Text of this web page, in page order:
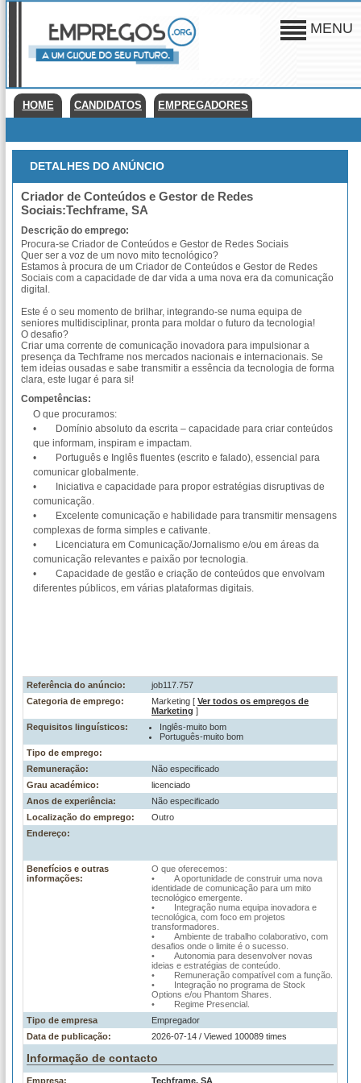
MENU
HOME CANDIDATOS EMPREGADORES
DETALHES DO ANÚNCIO
Criador de Conteúdos e Gestor de Redes
Sociais:Techframe, SA
Descrição do emprego:
Procura-se Criador de Conteúdos e Gestor de Redes Sociais
Quer ser a voz de um novo mito tecnológico?
Estamos à procura de um Criador de Conteúdos e Gestor de Redes
Sociais com a capacidade de dar vida a uma nova era da comunicação
digital.
Este é o seu momento de brilhar, integrando-se numa equipa de
seniores multidisciplinar, pronta para moldar o futuro da tecnologia!
O desafio?
Criar uma corrente de comunicação inovadora para impulsionar a
presença da Techframe nos mercados nacionais e internacionais. Se
tem ideias ousadas e sabe transmitir a essência da tecnologia de forma
clara, este lugar é para si!
Competências:
O que procuramos:
• Domínio absoluto da escrita – capacidade para criar conteúdos
que informam, inspiram e impactam.
• Português e Inglês fluentes (escrito e falado), essencial para
comunicar globalmente.
• Iniciativa e capacidade para propor estratégias disruptivas de
comunicação.
• Excelente comunicação e habilidade para transmitir mensagens
complexas de forma simples e cativante.
• Licenciatura em Comunicação/Jornalismo e/ou em áreas da
comunicação relevantes e paixão por tecnologia.
• Capacidade de gestão e criação de conteúdos que envolvam
diferentes públicos, em várias plataformas digitais.
Referência do anúncio:
job117.757
Categoria de emprego:
Marketing [ Ver todos os empregos de
Marketing ]
Requisitos linguísticos:
Inglês-muito bom
Português-muito bom
Tipo de emprego:
Remuneração:
Não especificado
Grau académico:
licenciado
Anos de experiência:
Não especificado
Localização do emprego:
Outro
Endereço:
Benefícios e outras
informações:
O que oferecemos:
• A oportunidade de construir uma nova
identidade de comunicação para um mito
tecnológico emergente.
• Integração numa equipa inovadora e
tecnológica, com foco em projetos
transformadores.
• Ambiente de trabalho colaborativo, com
desafios onde o limite é o sucesso.
• Autonomia para desenvolver novas
ideias e estratégias de conteúdo.
• Remuneração compatível com a função.
• Integração no programa de Stock
Options e/ou Phantom Shares.
• Regime Presencial.
Tipo de empresa
Empregador
Data de publicação:
2026-07-14 / Viewed 100089 times
Informação de contacto
Empresa: Techframe, SA